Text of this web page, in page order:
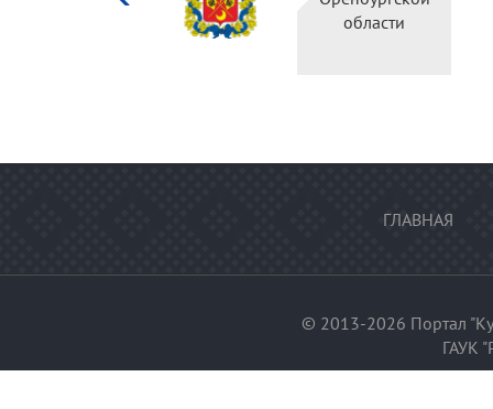
Российской
области
ГЛАВНАЯ
© 2013-2026 Портал
ГАУК